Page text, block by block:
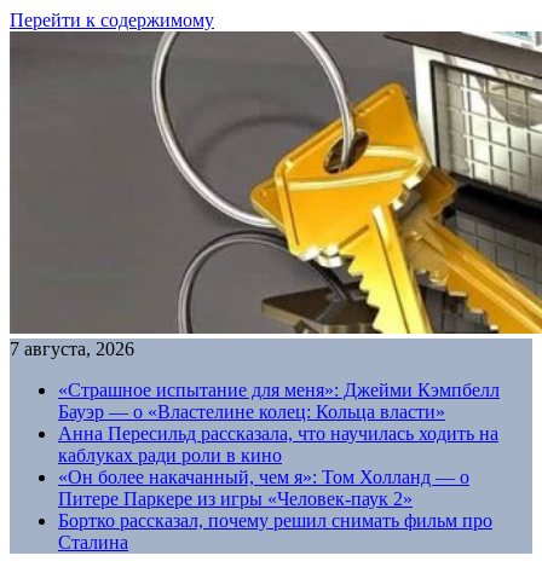
Перейти к содержимому
7 августа, 2026
«Страшное испытание для меня»: Джейми Кэмпбелл
Бауэр — о «Властелине колец: Кольца власти»
Анна Пересильд рассказала, что научилась ходить на
каблуках ради роли в кино
«Он более накачанный, чем я»: Том Холланд — о
Питере Паркере из игры «Человек-паук 2»
Бортко рассказал, почему решил снимать фильм про
Сталина